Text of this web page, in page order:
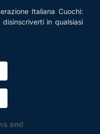
Italiana Cuochi:
in qualsiasi
and